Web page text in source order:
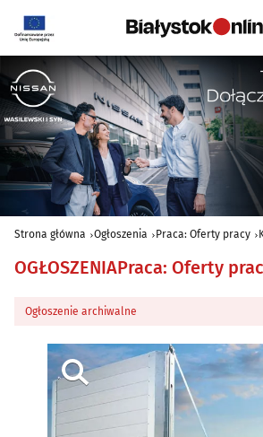
Strona główna Ogłoszenia Praca: Oferty pracy
OGŁOSZENIAPraca: Oferty
Ogłoszenie archiwalne